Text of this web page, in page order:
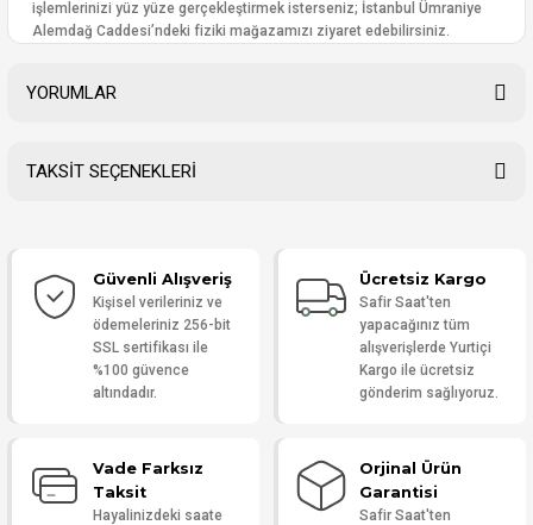
işlemlerinizi yüz yüze gerçekleştirmek isterseniz; İstanbul Ümraniye
Alemdağ Caddesi’ndeki fiziki mağazamızı ziyaret edebilirsiniz.
YORUMLAR
Yorum Yaz
TAKSİT SEÇENEKLERİ
Güvenli Alışveriş
Kişisel verileriniz ve
ödemeleriniz 256-bit
SSL sertifikası ile
%100 güvence
altındadır.
Ücretsiz Kargo
Safir Saat'ten
yapacağınız tüm
alışverişlerde Yurtiçi
Kargo ile ücretsiz
gönderim sağlıyoruz.
Vade Farksız
Taksit
Hayalinizdeki saate
Orjinal Ürün
Garantisi
Safir Saat'ten